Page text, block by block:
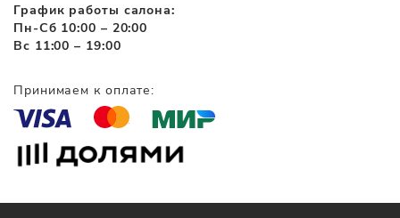
График работы салона:
Пн-Сб 10:00 – 20:00
Вс 11:00 – 19:00
Принимаем к оплате: